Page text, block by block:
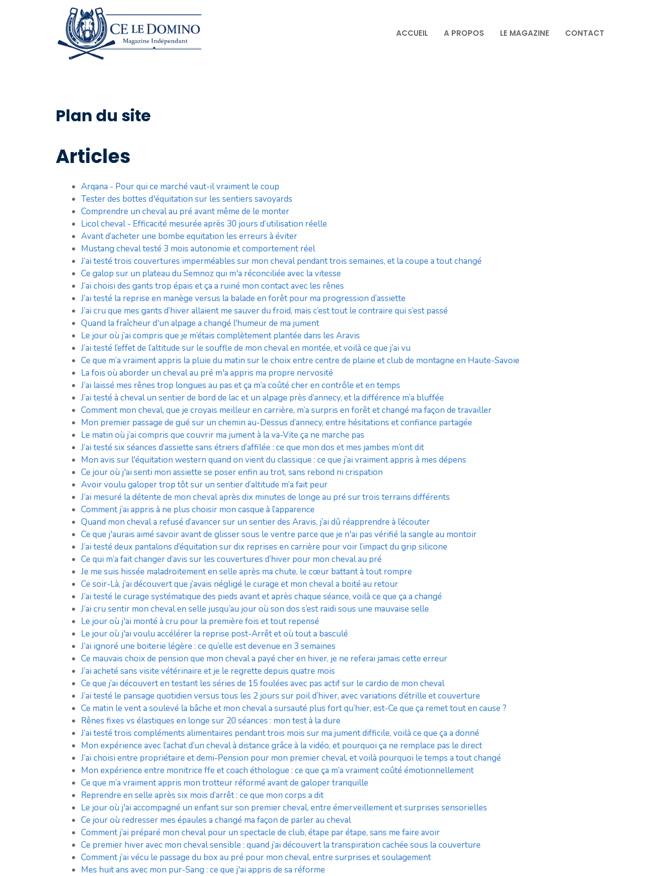
ACCUEIL A PROPOS LE MAGAZINE CONTACT
Plan du site
Articles
Arqana - Pour qui ce marché vaut-il vraiment le coup
Tester des bottes d'équitation sur les sentiers savoyards
Comprendre un cheval au pré avant même de le monter
Licol cheval - Efficacité mesurée après 30 jours d’utilisation réelle
Avant d’acheter une bombe equitation les erreurs à éviter
Mustang cheval testé 3 mois autonomie et comportement réel
J’ai testé trois couvertures imperméables sur mon cheval pendant trois semaines, et la coupe a tout changé
Ce galop sur un plateau du Semnoz qui m'a réconciliée avec la vitesse
J’ai choisi des gants trop épais et ça a ruiné mon contact avec les rênes
J’ai testé la reprise en manège versus la balade en forêt pour ma progression d’assiette
J’ai cru que mes gants d’hiver allaient me sauver du froid, mais c’est tout le contraire qui s’est passé
Quand la fraîcheur d'un alpage a changé l'humeur de ma jument
Le jour où j’ai compris que je m’étais complètement plantée dans les Aravis
J’ai testé l’effet de l’altitude sur le souffle de mon cheval en montée, et voilà ce que j’ai vu
Ce que m’a vraiment appris la pluie du matin sur le choix entre centre de plaine et club de montagne en Haute-Savoie
La fois où aborder un cheval au pré m'a appris ma propre nervosité
J’ai laissé mes rênes trop longues au pas et ça m’a coûté cher en contrôle et en temps
J’ai testé à cheval un sentier de bord de lac et un alpage près d’annecy, et la différence m’a bluffée
Comment mon cheval, que je croyais meilleur en carrière, m’a surpris en forêt et changé ma façon de travailler
Mon premier passage de gué sur un chemin au-Dessus d’annecy, entre hésitations et confiance partagée
Le matin où j’ai compris que couvrir ma jument à la va-Vite ça ne marche pas
J’ai testé six séances d’assiette sans étriers d’affilée : ce que mon dos et mes jambes m’ont dit
Mon avis sur l'équitation western quand on vient du classique : ce que j’ai vraiment appris à mes dépens
Ce jour où j'ai senti mon assiette se poser enfin au trot, sans rebond ni crispation
Avoir voulu galoper trop tôt sur un sentier d’altitude m’a fait peur
J’ai mesuré la détente de mon cheval après dix minutes de longe au pré sur trois terrains différents
Comment j’ai appris à ne plus choisir mon casque à l’apparence
Quand mon cheval a refusé d’avancer sur un sentier des Aravis, j’ai dû réapprendre à l’écouter
Ce que j'aurais aimé savoir avant de glisser sous le ventre parce que je n'ai pas vérifié la sangle au montoir
J’ai testé deux pantalons d’équitation sur dix reprises en carrière pour voir l’impact du grip silicone
Ce qui m’a fait changer d’avis sur les couvertures d’hiver pour mon cheval au pré
Je me suis hissée maladroitement en selle après ma chute, le cœur battant à tout rompre
Ce soir-Là, j’ai découvert que j’avais négligé le curage et mon cheval a boité au retour
J’ai testé le curage systématique des pieds avant et après chaque séance, voilà ce que ça a changé
J’ai cru sentir mon cheval en selle jusqu’au jour où son dos s’est raidi sous une mauvaise selle
Le jour où j'ai monté à cru pour la première fois et tout repensé
Le jour où j'ai voulu accélérer la reprise post-Arrêt et où tout a basculé
J’ai ignoré une boiterie légère : ce qu’elle est devenue en 3 semaines
Ce mauvais choix de pension que mon cheval a payé cher en hiver, je ne referai jamais cette erreur
J’ai acheté sans visite vétérinaire et je le regrette depuis quatre mois
Ce que j’ai découvert en testant les séries de 15 foulées avec pas actif sur le cardio de mon cheval
J’ai testé le pansage quotidien versus tous les 2 jours sur poil d’hiver, avec variations d’étrille et couverture
Ce matin le vent a soulevé la bâche et mon cheval a sursauté plus fort qu’hier, est-Ce que ça remet tout en cause ?
Rênes fixes vs élastiques en longe sur 20 séances : mon test à la dure
J’ai testé trois compléments alimentaires pendant trois mois sur ma jument difficile, voilà ce que ça a donné
Mon expérience avec l’achat d’un cheval à distance grâce à la vidéo, et pourquoi ça ne remplace pas le direct
J’ai choisi entre propriétaire et demi-Pension pour mon premier cheval, et voilà pourquoi le temps a tout changé
Mon expérience entre monitrice ffe et coach éthologue : ce que ça m’a vraiment coûté émotionnellement
Ce que m’a vraiment appris mon trotteur réformé avant de galoper tranquille
Reprendre en selle après six mois d’arrêt : ce que mon corps a dit
Le jour où j'ai accompagné un enfant sur son premier cheval, entre émerveillement et surprises sensorielles
Ce jour où redresser mes épaules a changé ma façon de parler au cheval
Comment j’ai préparé mon cheval pour un spectacle de club, étape par étape, sans me faire avoir
Ce premier hiver avec mon cheval sensible : quand j’ai découvert la transpiration cachée sous la couverture
Comment j’ai vécu le passage du box au pré pour mon cheval, entre surprises et soulagement
Mes huit ans avec mon pur-Sang : ce que j'ai appris de sa réforme